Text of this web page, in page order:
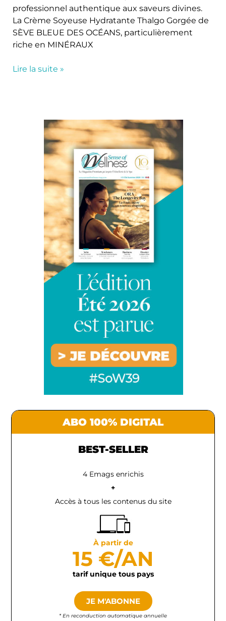
professionnel authentique aux saveurs divines.
La Crème Soyeuse Hydratante Thalgo Gorgée de
SÈVE BLEUE DES OCÉANS, particulièrement
riche en MINÉRAUX
Lire la suite »
ABO 100% DIGITAL
BEST-SELLER
4 Emags enrichis
+
Accès à tous les contenus du site
À partir de
15 €/AN
tarif unique tous pays
JE M'ABONNE
* En reconduction automatique annuelle